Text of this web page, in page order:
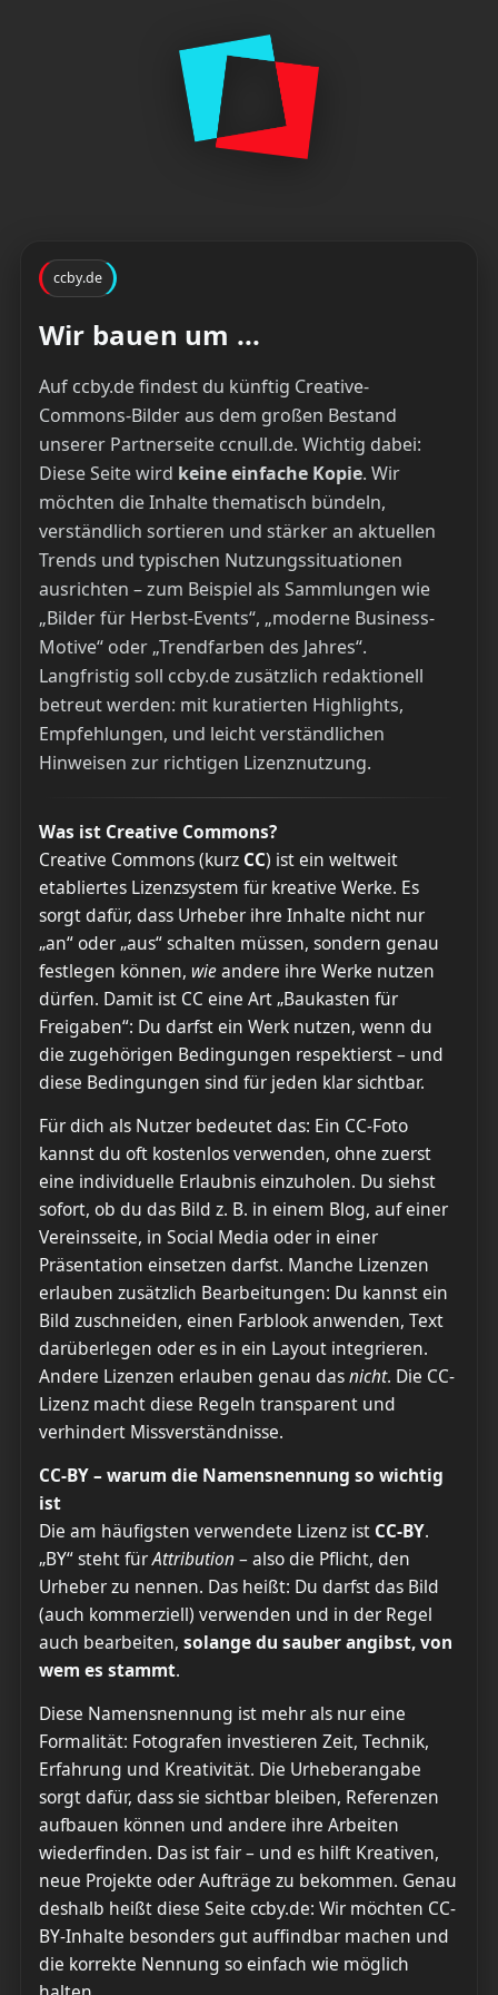
ccby.de
Wir bauen um ...
Auf ccby.de findest du künftig Creative-
Commons-Bilder aus dem großen Bestand
unserer Partnerseite ccnull.de. Wichtig dabei:
Diese Seite wird keine einfache Kopie. Wir
möchten die Inhalte thematisch bündeln,
verständlich sortieren und stärker an aktuellen
Trends und typischen Nutzungssituationen
ausrichten – zum Beispiel als Sammlungen wie
„Bilder für Herbst-Events“, „moderne Business-
Motive“ oder „Trendfarben des Jahres“.
Langfristig soll ccby.de zusätzlich redaktionell
betreut werden: mit kuratierten Highlights,
Empfehlungen, und leicht verständlichen
Hinweisen zur richtigen Lizenznutzung.
Was ist Creative Commons?
Creative Commons (kurz CC) ist ein weltweit
etabliertes Lizenzsystem für kreative Werke. Es
sorgt dafür, dass Urheber ihre Inhalte nicht nur
„an“ oder „aus“ schalten müssen, sondern genau
festlegen können, wieandere ihre Werke nutzen
dürfen. Damit ist CC eine Art „Baukasten für
Freigaben“: Du darfst ein Werk nutzen, wenn du
die zugehörigen Bedingungen respektierst – und
diese Bedingungen sind für jeden klar sichtbar.
Für dich als Nutzer bedeutet das: Ein CC-Foto
kannst du oft kostenlos verwenden, ohne zuerst
eine individuelle Erlaubnis einzuholen. Du siehst
sofort, ob du das Bild z. B. in einem Blog, auf einer
Vereinsseite, in Social Media oder in einer
Präsentation einsetzen darfst. Manche Lizenzen
erlauben zusätzlich Bearbeitungen: Du kannst ein
Bild zuschneiden, einen Farblook anwenden, Text
darüberlegen oder es in ein Layout integrieren.
Andere Lizenzen erlauben genau dasnicht. Die CC-
Lizenz macht diese Regeln transparent und
verhindert Missverständnisse.
CC-BY – warum die Namensnennung so wichtig
ist
Die am häufigsten verwendete Lizenz ist CC-BY.
„BY“ steht fürAttribution– also die Pflicht, den
Urheber zu nennen. Das heißt: Du darfst das Bild
(auch kommerziell) verwenden und in der Regel
auch bearbeiten, solange du sauber angibst, von
wem es stammt.
Diese Namensnennung ist mehr als nur eine
Formalität: Fotografen investieren Zeit, Technik,
Erfahrung und Kreativität. Die Urheberangabe
sorgt dafür, dass sie sichtbar bleiben, Referenzen
aufbauen können und andere ihre Arbeiten
wiederfinden. Das ist fair – und es hilft Kreativen,
neue Projekte oder Aufträge zu bekommen. Genau
deshalb heißt diese Seite ccby.de: Wir möchten CC-
BY-Inhalte besonders gut auffindbar machen und
die korrekte Nennung so einfach wie möglich